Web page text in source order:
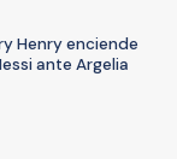
Henry enciende
ante Argelia